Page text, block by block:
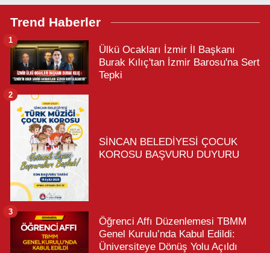
Trend Haberler
Ülkü Ocakları İzmir İl Başkanı
Burak Kılıç'tan İzmir Barosu'na Sert
Tepki
1
SİNCAN BELEDİYESİ ÇOCUK
KOROSU BAŞVURU DUYURU
2
Öğrenci Affı Düzenlemesi TBMM
Genel Kurulu’nda Kabul Edildi:
Üniversiteye Dönüş Yolu Açıldı
3